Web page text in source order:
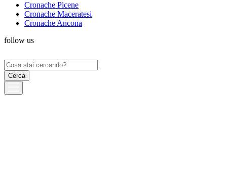
Cronache Picene
Cronache Maceratesi
Cronache Ancona
follow us
Ricerca
per: